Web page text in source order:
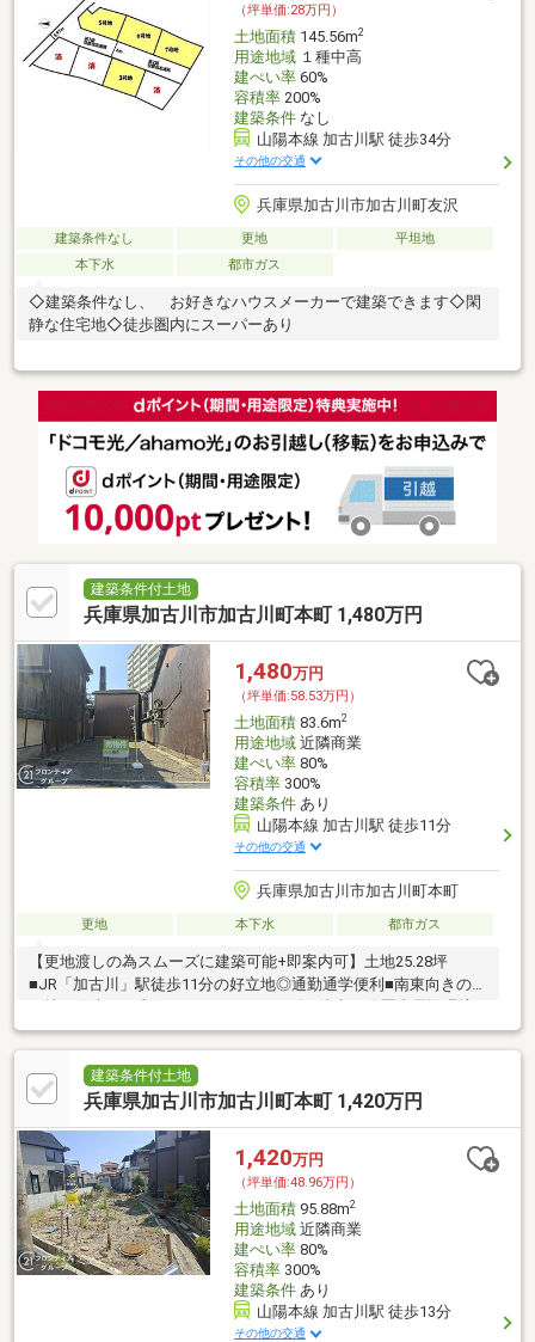
（坪単価:28万円）
土地面積145.56m2
用途地域１種中高
建ぺい率60%
容積率200%
建築条件なし
山陽本線 加古川駅 徒歩34分
その他の交通
兵庫県加古川市加古川町友沢
建築条件なし 更地
平坦地
本下水
都市ガス
◇建築条件なし、 お好きなハウスメーカーで建築できます◇閑
静な住宅地◇徒歩圏内にスーパーあり
建築条件付土地
兵庫県加古川市加古川町本町 1,480万円
1,480万円
（坪単価:58.53万円）
土地面積83.6m2
用途地域近隣商業
建ぺい率80%
容積率300%
建築条件あり
山陽本線 加古川駅 徒歩11分
その他の交通
兵庫県加古川市加古川町本町
更地 本下水 都市ガス
【更地渡しの為スムーズに建築可能+即案内可】土地25.28坪
■JR「加古川」駅徒歩11分の好立地◎通勤通学便利■南東向きの整
充実
建築条件付土地
兵庫県加古川市加古川町本町 1,420万円
1,420万円
（坪単価:48.96万円）
土地面積95.88m2
用途地域近隣商業
建ぺい率80%
容積率300%
建築条件あり
山陽本線 加古川駅 徒歩13分
その他の交通